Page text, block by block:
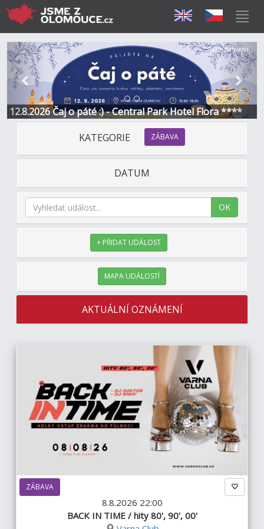
12.8.2026 Čaj o páté :) - Central Park Hotel Flora ****
Předchozí Další
Sponzorováno
KATEGORIE ZÁBAVA
DATUM
OK
+ PŘIDAT UDÁLOST
MAPA UDÁLOSTÍ
AKTUÁLNÍ OZNÁMENÍ
ZÁBAVA
8.8.2026 22:00
BACK IN TIME / hity 80', 90', 00'